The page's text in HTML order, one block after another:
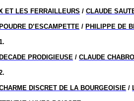
ET LES FERRAILLEURS /CLAUDE
D’ESCAMPETTE / PHILIPPE DE
PRODIGIEUSE /CLAUDE
DISCRET DE LA BOURGEOISIE /